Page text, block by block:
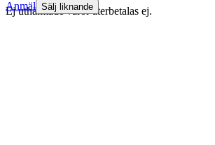
Ej uthämtade varor återbetalas ej.
Anmäl Sälj liknande